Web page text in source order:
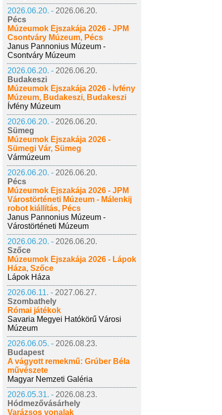
2026.06.20. - 2026.06.20.
Pécs
Múzeumok Éjszakája 2026 - JPM
Csontváry Múzeum, Pécs
Janus Pannonius Múzeum -
Csontváry Múzeum
2026.06.20. - 2026.06.20.
Budakeszi
Múzeumok Éjszakája 2026 - Ívfény
Múzeum, Budakeszi, Budakeszi
Ívfény Múzeum
2026.06.20. - 2026.06.20.
Sümeg
Múzeumok Éjszakája 2026 -
Sümegi Vár, Sümeg
Vármúzeum
2026.06.20. - 2026.06.20.
Pécs
Múzeumok Éjszakája 2026 - JPM
Várostörténeti Múzeum - Málenkij
robot kiállítás, Pécs
Janus Pannonius Múzeum -
Várostörténeti Múzeum
2026.06.20. - 2026.06.20.
Szőce
Múzeumok Éjszakája 2026 - Lápok
Háza, Szőce
Lápok Háza
2026.06.11. - 2027.06.27.
Szombathely
Római játékok
Savaria Megyei Hatókörű Városi
Múzeum
2026.06.05. - 2026.08.23.
Budapest
A vágyott remekmű: Grúber Béla
művészete
Magyar Nemzeti Galéria
2026.05.31. - 2026.08.23.
Hódmezővásárhely
Varázsos vonalak